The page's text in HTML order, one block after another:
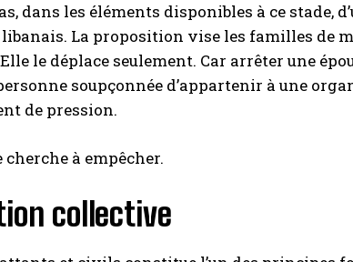
dans les éléments disponibles à ce stade,
La proposition vise les familles de
le déplace seulement. Car arrêter une
soupçonnée d’appartenir à une
de pression.
cherche à empêcher.
collective